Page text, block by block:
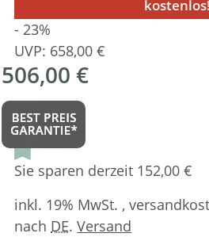
kostenlos!
- 23%
UVP: 658,00 €
506,00 €
Sie sparen derzeit 152,00 €
inkl. 19% MwSt. ,
nach DE.Versand